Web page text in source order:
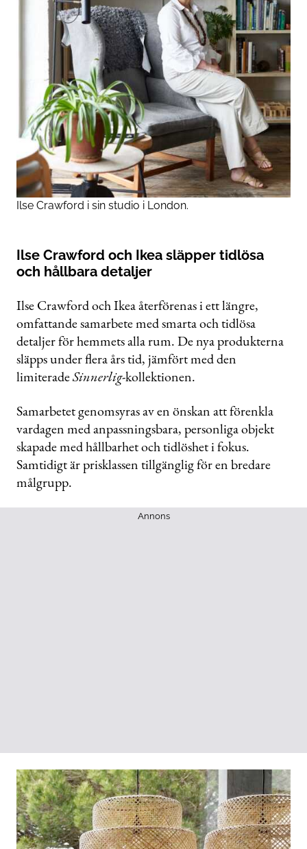
Ilse Crawford i sin studio i London.
Ilse Crawford och Ikea släpper tidlösa
och hållbara detaljer
Ilse Crawford och Ikea återförenas i ett längre,
omfattande samarbete med smarta och tidlösa
detaljer för hemmets alla rum. De nya produkterna
släpps under flera års tid, jämfört med den
limiteradeSinnerlig-kollektionen.
Samarbetet genomsyras av en önskan att förenkla
vardagen med anpassningsbara, personliga objekt
skapade med hållbarhet och tidlöshet i fokus.
Samtidigt är prisklassen tillgänglig för en bredare
målgrupp.
Annons